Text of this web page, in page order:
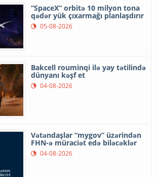
“SpaceX” orbitə 10 milyon tona
qədər yük çıxarmağı planlaşdırır
05-08-2026
Bakcell rouminqi ilə yay tətilində
dünyanı kəşf et
04-08-2026
Vətəndaşlar “mygov” üzərindən
FHN-ə müraciət edə biləcəklər
04-08-2026